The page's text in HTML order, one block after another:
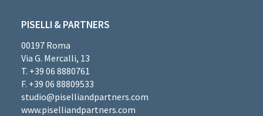
PISELLI & PARTNERS
00197 Roma
Via G. Mercalli, 13
T. +39 06 8880761
F. +39 06 88809533
studio@piselliandpartners.com
www.piselliandpartners.com